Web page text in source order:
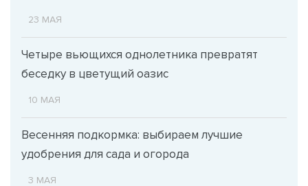
23 МАЯ
Четыре вьющихся однолетника превратят
беседку в цветущий оазис
10 МАЯ
Весенняя подкормка: выбираем лучшие
удобрения для сада и огорода
3 МАЯ